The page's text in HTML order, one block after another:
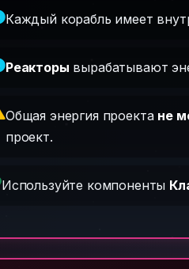
Каждый корабль имеет
Реакторы вырабатывают
Общая энергия проекта не
проект.
Используйте компоненты